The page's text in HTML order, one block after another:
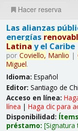
Hacer reserva
Las alianzas
energías
Latina y el Caribe
por Coviello, Manlio |
Miguel.
Idioma: Español
Editor: Santiago de
Acceso en línea:
línea | Haga clic para
Disponibilidad:
préstamo: Signatura